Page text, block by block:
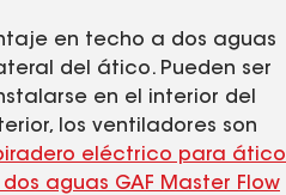
en techo a dos aguas
del ático. Pueden ser
en el interior del
los ventiladores son
eléctrico para ático
aguas GAF Master Flow